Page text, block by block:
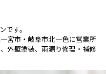
です。
宮市・岐阜市北一色に営業所
外壁塗装、雨漏り修理・補修